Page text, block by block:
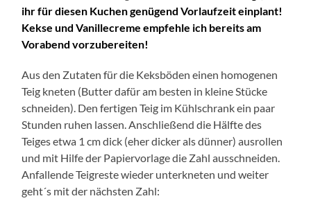
ihr für diesen Kuchen genügend Vorlaufzeit einplant!
Kekse und Vanillecreme empfehle ich bereits am
Vorabend vorzubereiten!
Aus den Zutaten für die Keksböden einen homogenen
Teig kneten (Butter dafür am besten in kleine Stücke
schneiden). Den fertigen Teig im Kühlschrank ein paar
Stunden ruhen lassen. Anschließend die Hälfte des
Teiges etwa 1 cm dick (eher dicker als dünner) ausrollen
und mit Hilfe der Papiervorlage die Zahl ausschneiden.
Anfallende Teigreste wieder unterkneten und weiter
geht´s mit der nächsten Zahl: